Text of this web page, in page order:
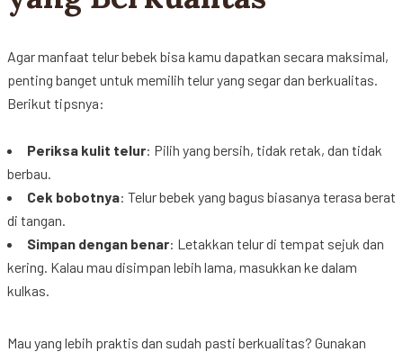
Agarmanfaat telurbebek bisa kamu dapatkan secara maksimal,
penting banget untuk memilih teluryang segar dan berkualitas.
Berikut tipsnya:
Periksa kulit telur: Pilih yang bersih, tidak retak, dan tidak
berbau.
Cek bobotnya: Telurbebek yang bagus biasanya terasa berat
di tangan.
Simpan dengan benar: Letakkan telurdi tempat sejuk dan
kering. Kalau mau disimpan lebih lama, masukkan kedalam
kulkas.
Mau yang lebih praktis dan sudah pasti berkualitas? Gunakan